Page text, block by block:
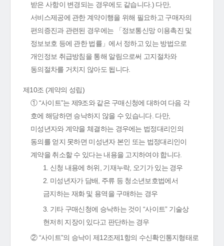
받은 사항이 변경되는 경우에도 같습니다.) 다만,
서비스제공에 관한 계약이행을 위해 필요하고 구매자의
편의증진과 관련된 경우에는 「정보통신망 이용촉진 및
정보보호 등에 관한 법률」에서 정하고 있는 방법으로
개인정보 취급방침을 통해 알림으로써 고지절차와
동의절차를 거치지 않아도 됩니다.
제10조 (계약의 성립)
① “사이트”는 제9조와 같은 구매신청에 대하여 다음 각
호에 해당하면 승낙하지 않을 수 있습니다. 다만,
미성년자와 계약을 체결하는 경우에는 법정대리인의
동의를 얻지 못하면 미성년자 본인 또는 법정대리인이
계약을 취소할 수 있다는 내용을 고지하여야 합니다.
1. 신청 내용에 허위, 기재누락, 오기가 있는 경우
2. 미성년자가 담배, 주류 등 청소년보호법에서
금지하는 재화 및 용역을 구매하는 경우
3. 기타 구매신청에 승낙하는 것이 “사이트” 기술상
현저히 지장이 있다고 판단하는 경우
② “사이트”의 승낙이 제12조제1항의 수신확인통지형태로